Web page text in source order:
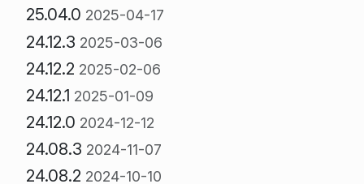
25.04.0 2025-04-17
24.12.3 2025-03-06
24.12.2 2025-02-06
24.12.1 2025-01-09
24.12.0 2024-12-12
24.08.3 2024-11-07
24.08.2 2024-10-10